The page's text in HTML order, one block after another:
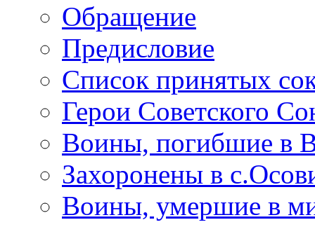
Обращение
Предисловие
Список принятых
Герои Советского
Воины, погибшие в
Захоронены в
Воины, умершие в